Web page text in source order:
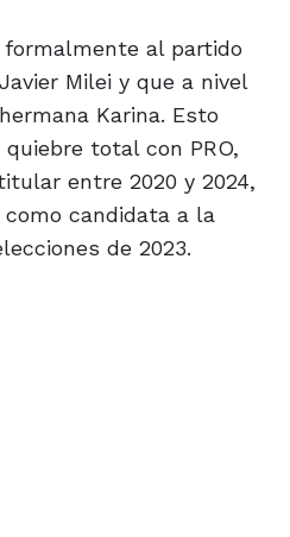
al partido
Milei y que a nivel
Karina. Esto
total con PRO,
entre 2020 y 2024,
candidata a la
de 2023.